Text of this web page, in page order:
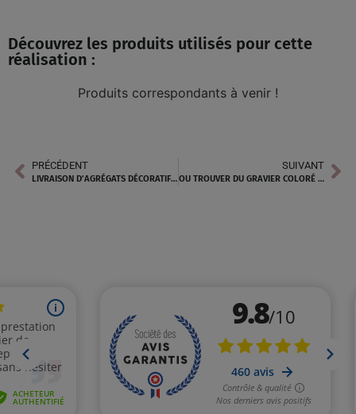
Découvrez les produits utilisés pour cette
réalisation :
Produits correspondants à venir !
PRÉCÉDENT
LIVRAISON D’AGRÉGATS DÉCORATIFS – PROFESSIONNELS ET PARTICULIERS À ORANGE
SUIVANT
OU TROUVER DU GRAVIER COLORÉ À BRIANÇON ?